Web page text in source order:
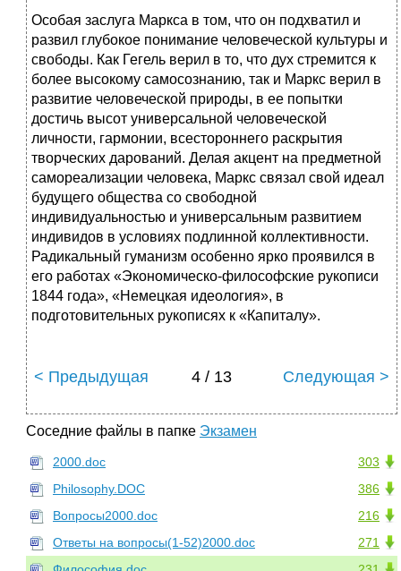
Особая заслуга Маркса в том, что он подхватил и
развил глубокое понимание человеческой культуры и
свободы. Как Гегель верил в то, что дух стремится к
более высокому самосознанию, так и Маркс верил в
развитие человеческой природы, в ее попытки
достичь высот универсальной человеческой
личности, гармонии, всестороннего раскрытия
творческих дарований. Делая акцент на предметной
самореализации человека, Маркс связал свой идеал
будущего общества со свободной
индивидуальностью и универсальным развитием
индивидов в условиях подлинной коллективности.
Радикальный гуманизм особенно ярко проявился в
его работах «Экономическо-философские рукописи
1844 года», «Немецкая идеология», в
подготовительных рукописях к «Капиталу».
< Предыдущая 4 / 13 Следующая >
Соседние файлы в папке Экзамен
303
2000.doc
386
Philosophy.DOC
216
Вопросы2000.doc
271
Ответы на вопросы(1-52)2000.doc